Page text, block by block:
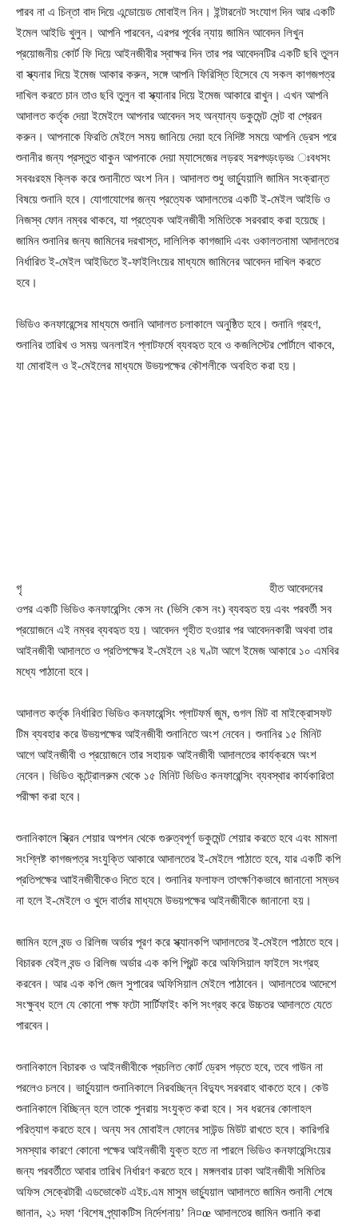
পারব না এ চিন্তা বাদ দিয়ে এন্ডোয়েড মোবাইল নিন। ইন্টারনেট সংযোগ দিন আর একটি
ইমেল আইডি খুলুন। আপনি পারবেন, এরপর পূর্বের ন্যায় জামিন আবেদন লিখুন
প্রয়োজনীয় কোর্ট ফি দিয়ে আইনজীবীর স্বাক্ষর দিন তার পর আবেদনটির একটি ছবি তুলন
বা স্ক্যনার দিয়ে ইমেজ আকার করুন, সঙ্গে আপনি ফিরিস্তি হিসেবে যে সকল কাগজপত্র
দাখিল করতে চান তাও ছবি তুলুন বা স্ক্যানার দিয়ে ইমেজ আকারে রাখুন। এখন আপনি
আদালত কর্তৃক দেয়া ইমেইলে আপনার আবেদন সহ অন্যান্য ডকুমেন্ট সেন্ট বা প্রেরন
করুন। আপনাকে ফিরতি মেইলে সময় জানিয়ে দেয়া হবে নিদিষ্ট সময়ে আপনি ড্রেস পরে
শুনানীর জন্য প্রস্তুত থাকুন আপনাকে দেয়া ম্যাসেজের লড়রহ সরপৎড়ংড়ভঃ ঃবধসং
সববঃরহম ক্লিক করে শুনানীতে অংশ নিন। আদালত শুধু ভার্চ্যুয়ালি জামিন সংক্রান্ত
বিষয়ে শুনানি হবে। যোগাযোগের জন্য প্রত্যেক আদালতের একটি ই-মেইল আইডি ও
নিজস্ব ফোন নম্বর থাকবে, যা প্রত্যেক আইনজীবী সমিতিকে সরবরাহ করা হয়েছে।
জামিন শুনানির জন্য জামিনের দরখাস্ত, দালিলিক কাগজাদি এবং ওকালতনামা আদালতের
নির্ধারিত ই-মেইল আইডিতে ই-ফাইলিংয়ের মাধ্যমে জামিনের আবেদন দাখিল করতে
হবে।
ভিডিও কনফারেন্সের মাধ্যমে শুনানি আদালত চলাকালে অনুষ্ঠিত হবে। শুনানি গ্রহণ,
শুনানির তারিখ ও সময় অনলাইন প্লাটফর্মে ব্যবহৃত হবে ও কজলিস্টের পোর্টালে থাকবে,
যা মোবাইল ও ই-মেইলের মাধ্যমে উভয়পক্ষের কৌশলীকে অবহিত করা হয়।
গৃ
হীত আবেদনের
ওপর একটি ভিডিও কনফারেন্সিং কেস নং (ভিসি কেস নং) ব্যবহৃত হয় এবং পরবর্তী সব
প্রয়োজনে এই নম্বর ব্যবহৃত হয়। আবেদন গৃহীত হওয়ার পর আবেদনকারী অথবা তার
আইনজীবী আদালতে ও প্রতিপক্ষের ই-মেইলে ২৪ ঘণ্টা আগে ইমেজ আকারে ১০ এমবির
মধ্যে পাঠানো হবে।
আদালত কর্তৃক নির্ধারিত ভিডিও কনফারেন্সিং প্লাটফর্ম জুম, গুগল মিট বা মাইক্রোসফট
টিম ব্যবহার করে উভয়পক্ষের আইনজীবী শুনানিতে অংশ নেবেন। শুনানির ১৫ মিনিট
আগে আইনজীবী ও প্রয়োজনে তার সহায়ক আইনজীবী আদালতের কার্যক্রমে অংশ
নেবেন। ভিডিও কন্ট্রোলরুম থেকে ১৫ মিনিট ভিডিও কনফারেন্সিং ব্যবস্থার কার্যকারিতা
পরীক্ষা করা হবে।
শুনানিকালে স্ক্রিন শেয়ার অপশন থেকে গুরুত্বপূর্ণ ডকুমেন্ট শেয়ার করতে হবে এবং মামলা
সংশ্লিষ্ট কাগজপত্র সংযুক্তি আকারে আদালতের ই-মেইলে পাঠাতে হবে, যার একটি কপি
প্রতিপক্ষের আাইনজীবীকেও দিতে হবে। শুনানির ফলাফল তাৎক্ষণিকভাবে জানানো সম্ভব
না হলে ই-মেইলে ও খুদে বার্তার মাধ্যমে উভয়পক্ষের আইনজীবীকে জানানো হয়।
জামিন হলে বন্ড ও রিলিজ অর্ডার পূরণ করে স্ক্যানকপি আদালতের ই-মেইলে পাঠাতে হবে।
বিচারক বেইল বন্ড ও রিলিজ অর্ডার এক কপি প্রিন্ট করে অফিসিয়াল ফাইলে সংগ্রহ
করবেন। আর এক কপি জেল সুপারের অফিসিয়াল মেইলে পাঠাবেন। আদালতের আদেশে
সংক্ষুব্ধ হলে যে কোনো পক্ষ ফটো সার্টিফাইং কপি সংগ্রহ করে উচ্চতর আদালতে যেতে
পারবেন।
শুনানিকালে বিচারক ও আইনজীবীকে প্রচলিত কোর্ট ড্রেস পড়তে হবে, তবে গাউন না
পরলেও চলবে। ভার্চ্যুয়াল শুনানিকালে নিরবচ্ছিন্ন বিদ্যুৎ সরবরাহ থাকতে হবে। কেউ
শুনানিকালে বিচ্ছিন্ন হলে তাকে পুনরায় সংযুক্ত করা হবে। সব ধরনের কোলাহল
পরিত্যাগ করতে হবে। অন্য সব মোবাইল ফোনের সাউন্ড মিউট রাখতে হবে। কারিগরি
সমস্যার কারণে কোনো পক্ষের আইনজীবী যুক্ত হতে না পারলে ভিডিও কনফারেন্সিংয়ের
জন্য পরবর্তীতে আবার তারিখ নির্ধারণ করতে হবে। মঙ্গলবার ঢাকা আইনজীবী সমিতির
অফিস সেক্রেটারী এডভোকেট এইচ.এম মাসুম ভার্চ্যুয়াল আদালতে জামিন শুনানী শেষে
জানান, ২১ দফা ‘বিশেষ প্র্যাকটিস নির্দেশনায়’ নি¤œ আদালতের জামিন শুনানি করা